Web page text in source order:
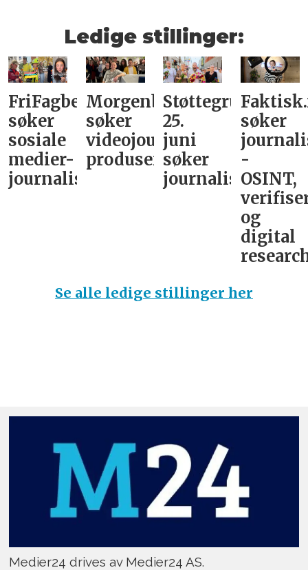
Ledige stillinger:
FriFagbevegelse
søker
sosiale
medier-
journalist
Morgenbladet
søker
videojournalist/podkast-
produsent
Støttegruppa
25.
juni
søker
journalist
søker
-
OSINT,
og
digital
Se alle ledige stillinger her
Medier24 drives av Medier24 AS.